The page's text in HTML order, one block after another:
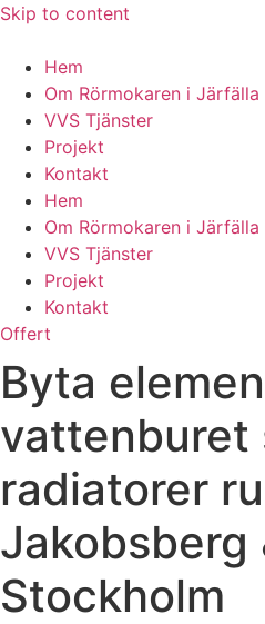
Skip to content
Hem
Om Rörmokaren i Järfälla
VVS Tjänster
Projekt
Kontakt
Hem
Om Rörmokaren i Järfälla
VVS Tjänster
Projekt
Kontakt
Offert
Byta
vattenburet
radiatorer
Jakobsberg
Stockholm